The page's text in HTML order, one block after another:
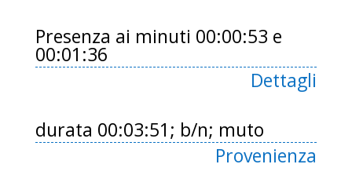
Presenza ai minuti 00:00:53 e
00:01:36
Dettagli
durata 00:03:51; b/n; muto
Provenienza